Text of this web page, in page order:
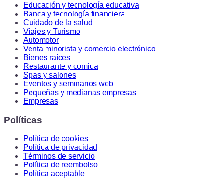
Educación y tecnología educativa
Banca y tecnología financiera
Cuidado de la salud
Viajes y Turismo
Automotor
Venta minorista y comercio electrónico
Bienes raíces
Restaurante y comida
Spas y salones
Eventos y seminarios web
Pequeñas y medianas empresas
Empresas
Políticas
Política de cookies
Política de privacidad
Términos de servicio
Política de reembolso
Política aceptable